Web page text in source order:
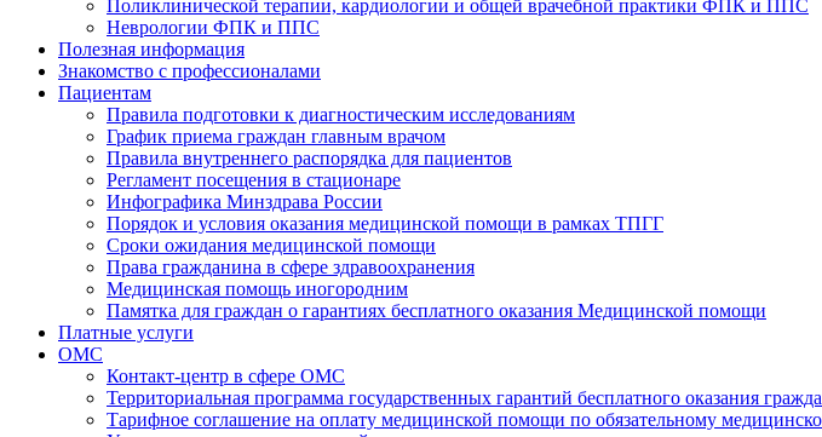
Поликлинической терапии, кардиологии и общей врачебной практики ФПК и ППС
Неврологии ФПК и ППС
Полезная информация
Знакомство с профессионалами
Пациентам
Правила подготовки к диагностическим исследованиям
График приема граждан главным врачом
Правила внутреннего распорядка для пациентов
Регламент посещения в стационаре
Инфографика Минздрава России
Порядок и условия оказания медицинской помощи в рамках ТПГГ
Сроки ожидания медицинской помощи
Права гражданина в сфере здравоохранения
Медицинская помощь иногородним
Памятка для граждан о гарантиях бесплатного оказания Медицинской помощи
Платные услуги
ОМС
Контакт-центр в сфере ОМС
Территориальная программа государственных гарантий бесплатного оказания
Тарифное соглашение на оплату медицинской помощи по обязательному